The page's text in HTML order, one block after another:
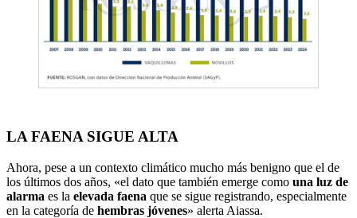
LA FAENA SIGUE ALTA
Ahora, pese a un contexto climático mucho más benigno que el de
los últimos dos años, «el dato que también emerge como una luz de
alarma es la elevada faena que se sigue registrando, especialmente
en la categoría de hembras jóvenes» alerta Aiassa.